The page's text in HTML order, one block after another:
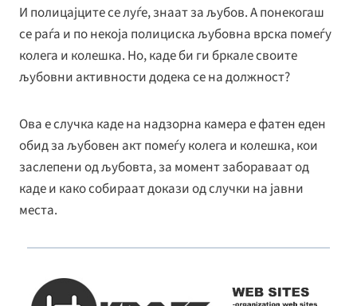
И полицајците се луѓе, знаат за љубов. А понекогаш
се раѓа и по некоја полициска љубовна врска помеѓу
колега и колешка. Но, каде би ги бркале своите
љубовни активности додека се на должност?
Ова е случка каде на надзорна камера е фатен еден
обид за љубовен акт помеѓу колега и колешка, кои
заслепени од љубовта, за момент забораваат од
каде и како собираат докази од случки на јавни
места.